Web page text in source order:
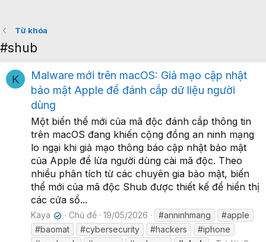
Từ khóa
#shub
K
Malware mới trên macOS: Giả mạo cập nhật
bảo mật Apple để đánh cắp dữ liệu người
dùng
Một biến thể mới của mã độc đánh cắp thông tin
trên macOS đang khiến cộng đồng an ninh mạng
lo ngại khi giả mạo thông báo cập nhật bảo mật
của Apple để lừa người dùng cài mã độc. Theo
nhiều phân tích từ các chuyên gia bảo mật, biến
thể mới của mã độc Shub được thiết kế để hiển thị
các cửa sổ...
Kaya ✔ Chủ đề 19/05/2026 #anninhmang
#apple
#baomat
#cybersecurity #hackers
#iphone